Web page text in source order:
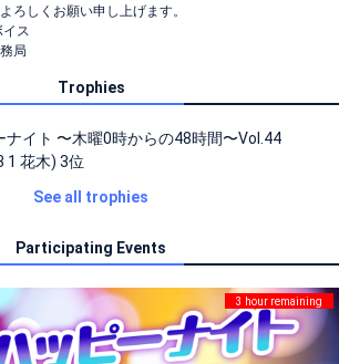
ろしくお願い申し上げます。
ス
局
Trophies
ナイト 〜木曜0時からの48時間〜Vol.44
1 花木) 3位
See all trophies
Participating Events
3 hour remaining